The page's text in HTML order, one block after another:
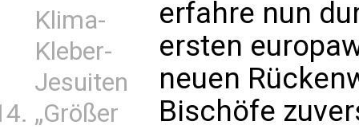
Klima-
Kleber-
Jesuiten
„Größer
erfahre nun
ersten
neuen
Bischöfe